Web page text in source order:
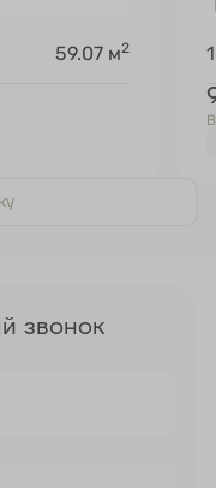
59.07 м2
звонок